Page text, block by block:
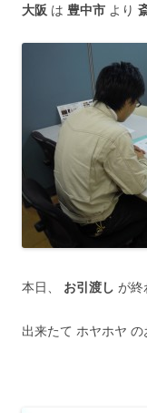
大阪 は 豊中市 より
本日、 お引渡し が終
出来たて ホヤホヤ の